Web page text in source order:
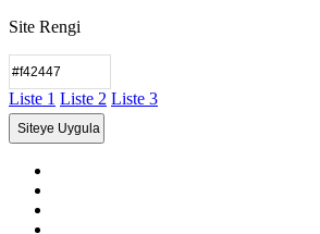
Site Rengi
Liste 1 Liste 2 Liste 3